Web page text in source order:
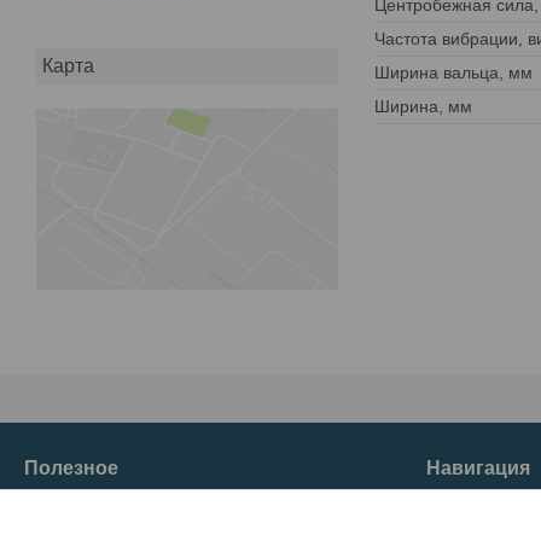
Карта
Центробежная сила,
Частота вибрации,
Ширина вальца, мм
Ширина, мм
Полезное Навигация